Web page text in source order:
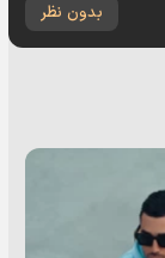
بدون نظر